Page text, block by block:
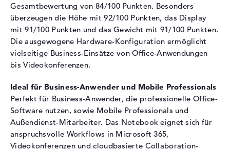
Auflösungstyp
WQXGA
Bildwiederholrate
120 Hz
Besonderheiten
Display, entspiegelt, LED-
Hintergrundbeleuchtung, IPS
Panel, Adobe RGB, DCI-P3
Webcam
Sensorauflösung
5 MP
Eingabegeräte
Gesamtbewertung von 84/100 Punkten. Besonders
überzeugen die Höhe mit 92/100 Punkten, das Display
mit 91/100 Punkten und das Gewicht mit 91/100 Punkten.
Die ausgewogene Hardware-Konfiguration ermöglicht
vielseitige Business-Einsätze von Office-Anwendungen
bis Videokonferenzen.
Ideal für Business-Anwender und Mobile Professionals
Perfekt für Business-Anwender, die professionelle Office-
Software nutzen, sowie Mobile Professionals und
Außendienst-Mitarbeiter. Das Notebook eignet sich für
anspruchsvolle Workflows in Microsoft 365,
Videokonferenzen und cloudbasierte Collaboration-